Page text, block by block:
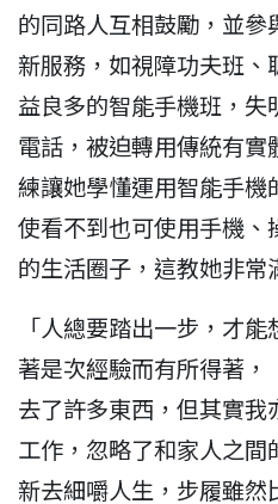
的同路人互相鼓勵，並參
新服務，如視障功夫班
益良多的智能手機班，
電話，被迫轉用傳統有實
練讓她學懂運用智能手機
使看不到也可使用手機、
的生活圈子，這教她非常
「人總要踏出一步，才
著是次經驗而有所得著
去了許多東西，但其實
工作，忽略了和家人之間
新去細嚼人生，步履雖然